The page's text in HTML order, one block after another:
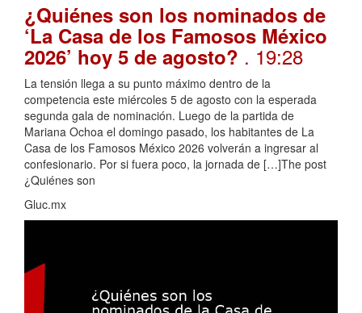
¿Quiénes son los nominados de
‘La Casa de los Famosos México
2026’ hoy 5 de agosto? . 19:28
La tensión llega a su punto máximo dentro de la
competencia este miércoles 5 de agosto con la esperada
segunda gala de nominación. Luego de la partida de
Mariana Ochoa el domingo pasado, los habitantes de La
Casa de los Famosos México 2026 volverán a ingresar al
confesionario. Por si fuera poco, la jornada de […]The post
¿Quiénes son
Gluc.mx